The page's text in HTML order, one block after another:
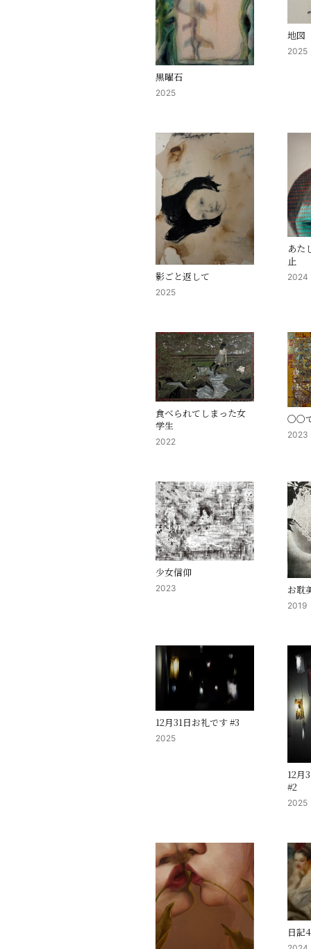
黒曜石
2025
地図
2025
影ごと返して
2025
あた
止
2024
食べられてしまった女
学生
2022
〇〇
2023
少女信仰
2023 お耽
2019
12月31日お礼です #3
2025
12月
#2
2025
日記4